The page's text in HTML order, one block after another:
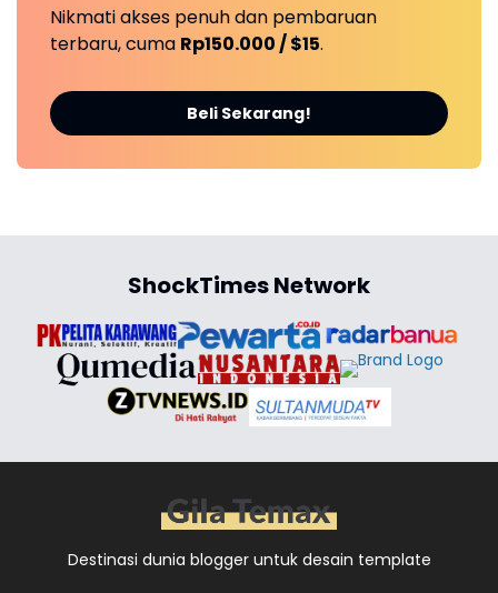
Nikmati akses penuh dan pembaruan
terbaru, cuma Rp150.000 / $15.
Beli Sekarang!
ShockTimes Network
Destinasi dunia blogger untuk desain template